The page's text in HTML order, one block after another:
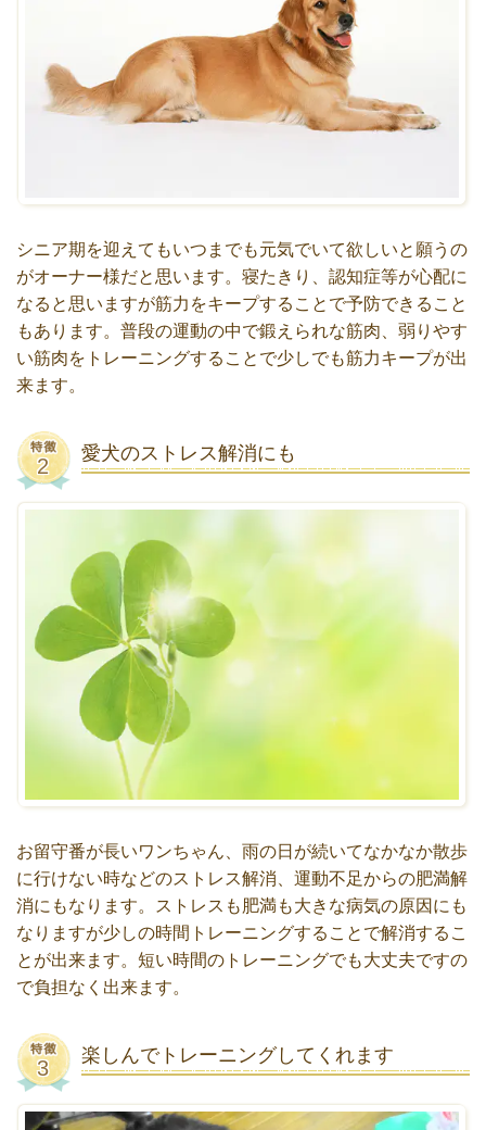
シニア期を迎えてもいつまでも元気でいて欲しいと願うの
がオーナー様だと思います。寝たきり、認知症等が心配に
なると思いますが筋力をキープすることで予防できること
もあります。普段の運動の中で鍛えられな筋肉、弱りやす
い筋肉をトレーニングすることで少しでも筋力キープが出
来ます。
愛犬のストレス解消にも
お留守番が長いワンちゃん、雨の日が続いてなかなか散歩
に行けない時などのストレス解消、運動不足からの肥満解
消にもなります。ストレスも肥満も大きな病気の原因にも
なりますが少しの時間トレーニングすることで解消するこ
とが出来ます。短い時間のトレーニングでも大丈夫ですの
で負担なく出来ます。
楽しんでトレーニングしてくれます